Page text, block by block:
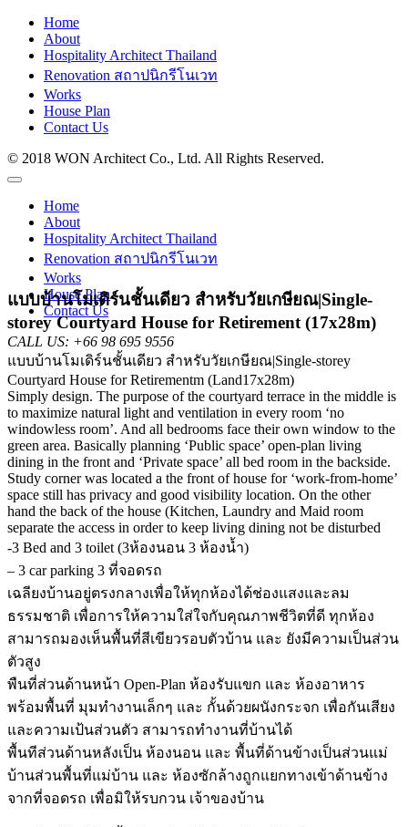
Home
About
Hospitality Architect Thailand
Renovation สถาปนิกรีโนเวท
Works
House Plan
Contact Us
© 2018 WON Architect Co., Ltd. All Rights Reserved.
Home
About
Hospitality Architect Thailand
Renovation สถาปนิกรีโนเวท
Works
House Plan
Contact Us
CALL US: +66 98 695 9556
แบบบ้านโมเดิร์นชั้นเดียว สำหรับวัยเกษียณ|Single-
storey Courtyard House for Retirement (17x28m)
แบบบ้านโมเดิร์นชั้นเดียว สำหรับวัยเกษียณ|Single-storey
Courtyard House for Retirementm (Land17x28m)
Simply design. The purpose of the courtyard terrace in the middle is
to maximize natural light and ventilation in every room ‘no
windowless room’. And all bedrooms face their own window to the
green area. Basically planning ‘Public space’ open-plan living
dining in the front and ‘Private space’ all bed room in the backside.
Study corner was located a the front of house for ‘work-from-home’
space still has privacy and good visibility location. On the other
hand the back of the house (Kitchen, Laundry and Maid room
separate the access in order to keep living dining not be disturbed
-3 Bed and 3 toilet (3ห้องนอน 3 ห้องน้ำ)
– 3 car parking 3 ที่จอดรถ
เฉลียงบ้านอยู่ตรงกลางเพื่อให้ทุกห้องได้ช่องแสงและลม
ธรรมชาติ เพื่อการให้ความใส่ใจกับคุณภาพชีวิตที่ดี ทุกห้อง
สามารถมองเห็นพื้นที่สีเขียวรอบตัวบ้าน และ ยังมีความเป็นส่วน
ตัวสูง
พืนที่ส่วนด้านหน้า Open-Plan ห้องรับแขก และ ห้องอาหาร
พร้อมพื้นที่ มุมทำงานเล็กๆ และ กั้นด้วยผนังกระจก เพื่อกันเสียง
และความเป้นส่วนตัว สามารถทำงานที่บ้านได้
พื้นทีส่วนด้านหลังเป็น ห้องนอน และ พื้นที่ด้านข้างเป็นส่วนแม่
บ้านส่วนพื้นที่แม่บ้าน และ ห้องซักล้างถูกแยกทางเข้าด้านข้าง
จากที่จอดรถ เพื่อมิให้รบกวน เจ้าของบ้าน